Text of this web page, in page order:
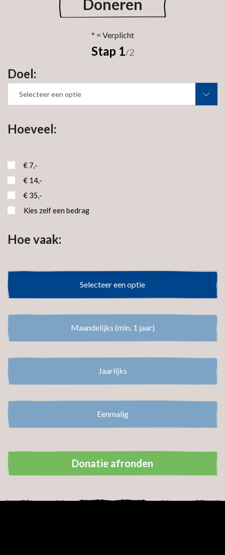
Doneren
Stap 1/2
Doel:
Selecteer een optie
Hoeveel:
€ 7,-
€ 14,-
€ 35,-
Kies zelf een bedrag
Hoe vaak:
Selecteer een optie
Maandelijks (min. 1 jaar)
Jaarlijks
Eenmalig
Donatie afronden